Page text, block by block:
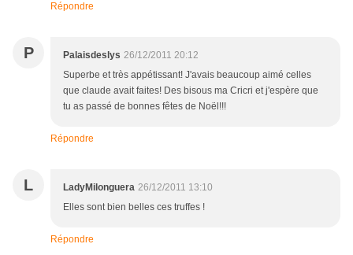
Répondre
P Palaisdeslys 26/12/2011 20:12
Superbe et très appétissant! J'avais beaucoup aimé celles
que claude avait faites! Des bisous ma Cricri et j'espère que
tu as passé de bonnes fêtes de Noël!!!
Répondre
L LadyMilonguera 26/12/2011 13:10
Elles sont bien belles ces truffes !
Répondre